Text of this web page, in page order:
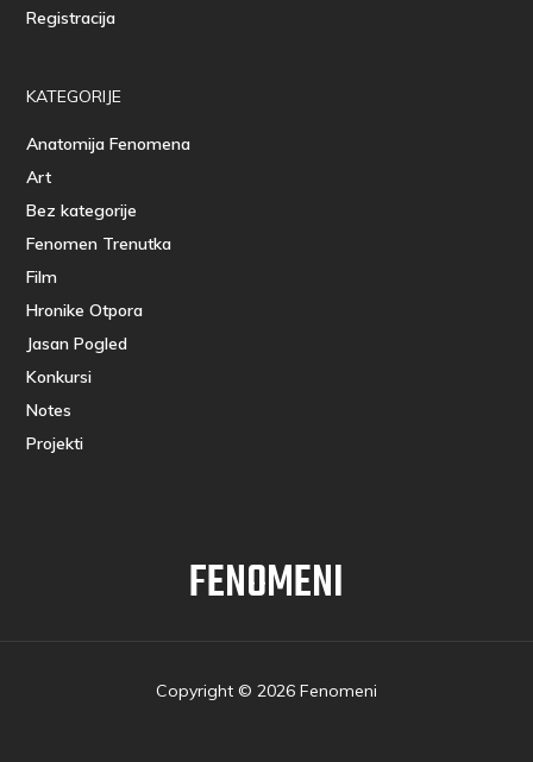
Registracija
KATEGORIJE
Anatomija Fenomena
Art
Bez kategorije
Fenomen Trenutka
Film
Hronike Otpora
Jasan Pogled
Konkursi
Notes
Projekti
FENOMENI
Copyright © 2026 Fenomeni